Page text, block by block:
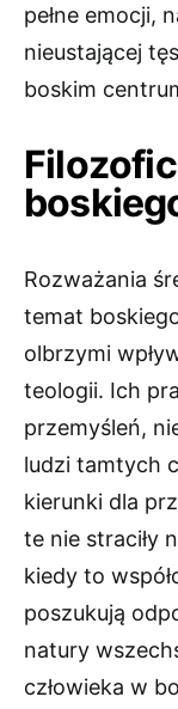
pełne emocji,
nieustającej
boskim
Rozważania
temat
olbrzymi
teologii. Ich
przemyśleń,
ludzi tamtych
kierunki dla
te nie straciły
kiedy to
poszukują
natury
człowieka w